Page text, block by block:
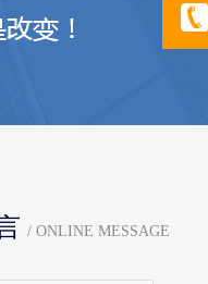
/ ONLINE MESSAGE